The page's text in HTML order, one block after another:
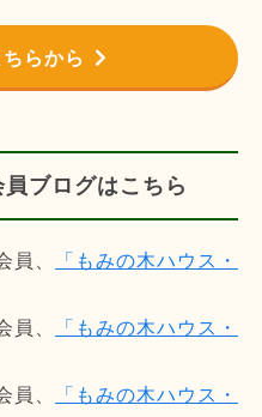
らから
ブログはこちら
員、
「もみの木ハウス・
員、
「もみの木ハウス・
員、
「もみの木ハウス・